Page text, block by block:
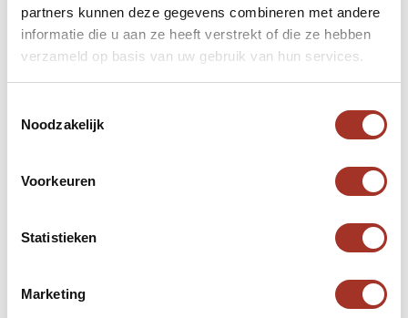
partners kunnen deze gegevens combineren met andere
informatie die u aan ze heeft verstrekt of die ze hebben
verzameld op basis van uw gebruik van hun services.
Noodzakelijk
Voorkeuren
Statistieken
Marketing
dichtbij kan ervaren.
Daarna vervolg je je reis naar Abu Dhabi en Dubai,
om de bezienswaardigheden van de Emiraten ook
Nizwa naar Abu Dhabi
: 460 km, ongeveer 5
Abu Dhabi naar Dubai
: 140 km, ongeveer 1 uur